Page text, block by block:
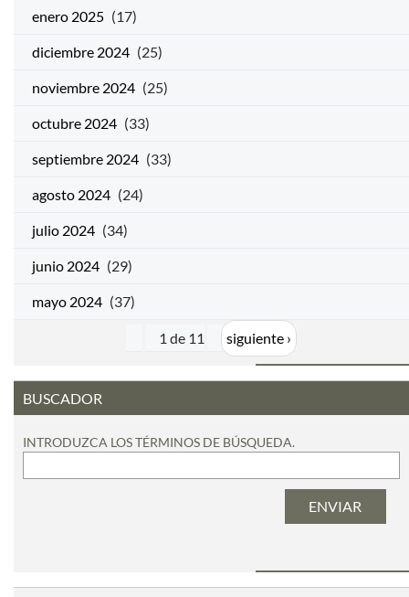
enero 2025 (17)
diciembre 2024 (25)
noviembre 2024 (25)
octubre 2024 (33)
septiembre 2024 (33)
agosto 2024 (24)
julio 2024 (34)
junio 2024 (29)
mayo 2024 (37)
1 de 11 siguiente ›
BUSCADOR
INTRODUZCA LOS TÉRMINOS DE BÚSQUEDA.